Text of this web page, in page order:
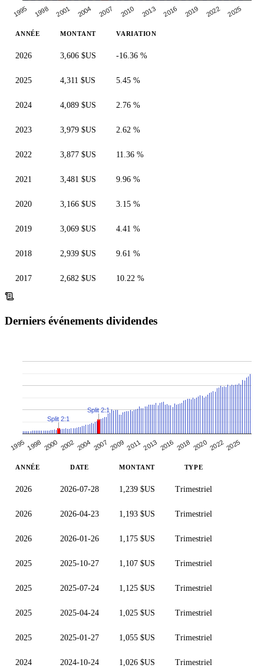
1995 1998 2001 2004 2007 2010 2013 2016 2019 2022 2025
ANNÉE MONTANT VARIATION
2026 3,606 $US -16.36 %
2025 4,311 $US 5.45 %
2024 4,089 $US 2.76 %
2023 3,979 $US 2.62 %
2022 3,877 $US 11.36 %
2021 3,481 $US 9.96 %
2020 3,166 $US 3.15 %
2019 3,069 $US 4.41 %
2018 2,939 $US 9.61 %
2017 2,682 $US 10.22 %
Derniers événements dividendes
1995 1998 2000 2002 2004 2007 2009 20112013 2016 2018 2020 20222025
Split 2:1
Split 2:1
ANNÉE DATE MONTANT TYPE
2026 2026-07-28 1,239 $US Trimestriel
2026 2026-04-23 1,193 $US Trimestriel
2026 2026-01-26 1,175 $US Trimestriel
2025 2025-10-27 1,107 $US Trimestriel
2025 2025-07-24 1,125 $US Trimestriel
2025 2025-04-24 1,025 $US Trimestriel
2025 2025-01-27 1,055 $US Trimestriel
2024 2024-10-24 1,026 $US Trimestriel